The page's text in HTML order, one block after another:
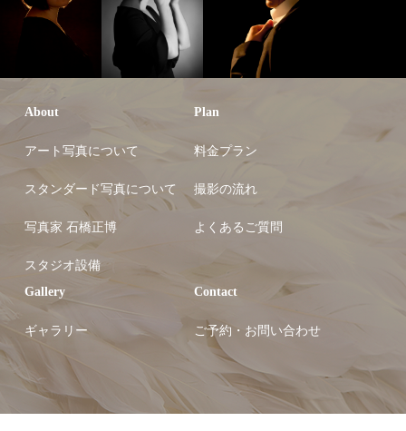
About
アート写真について
スタンダード写真について
写真家 石橋正博
スタジオ設備
Plan
料金プラン
撮影の流れ
よくあるご質問
Gallery
ギャラリー
Contact
ご予約・お問い合わせ